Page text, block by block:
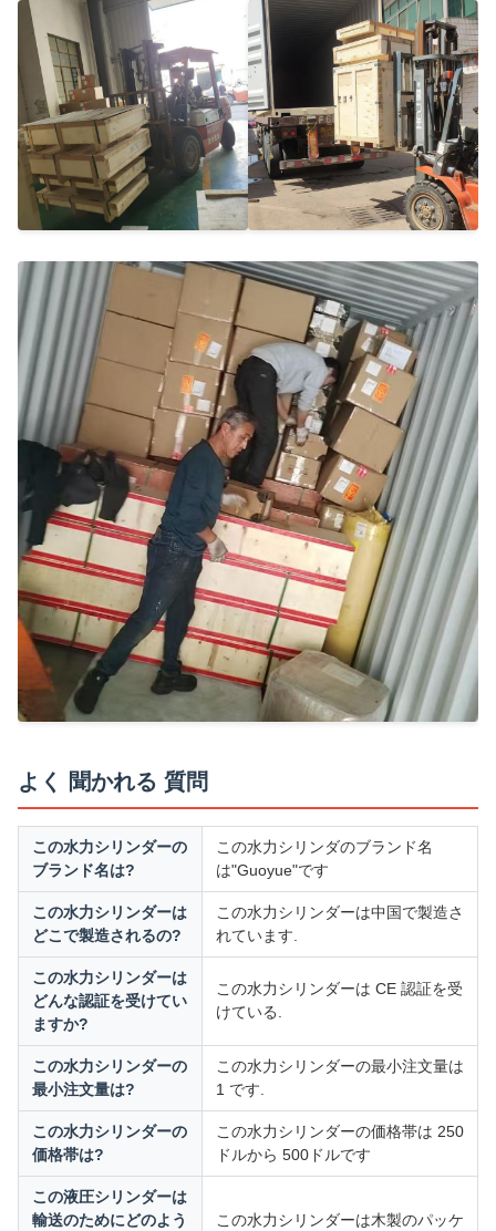
よく 聞かれる 質問
この水力シリンダーの
ブランド名は?
この水力シリンダのブランド名
は"Guoyue"です
この水力シリンダーは
どこで製造されるの?
この水力シリンダーは中国で製造さ
れています.
この水力シリンダーは
どんな認証を受けてい
ますか?
この水力シリンダーは CE 認証を受
けている.
この水力シリンダーの
最小注文量は?
この水力シリンダーの最小注文量は
1 です.
この水力シリンダーの
価格帯は?
この水力シリンダーの価格帯は 250
ドルから 500ドルです
この液圧シリンダーは
輸送のためにどのよう
この水力シリンダーは木製のパッケ